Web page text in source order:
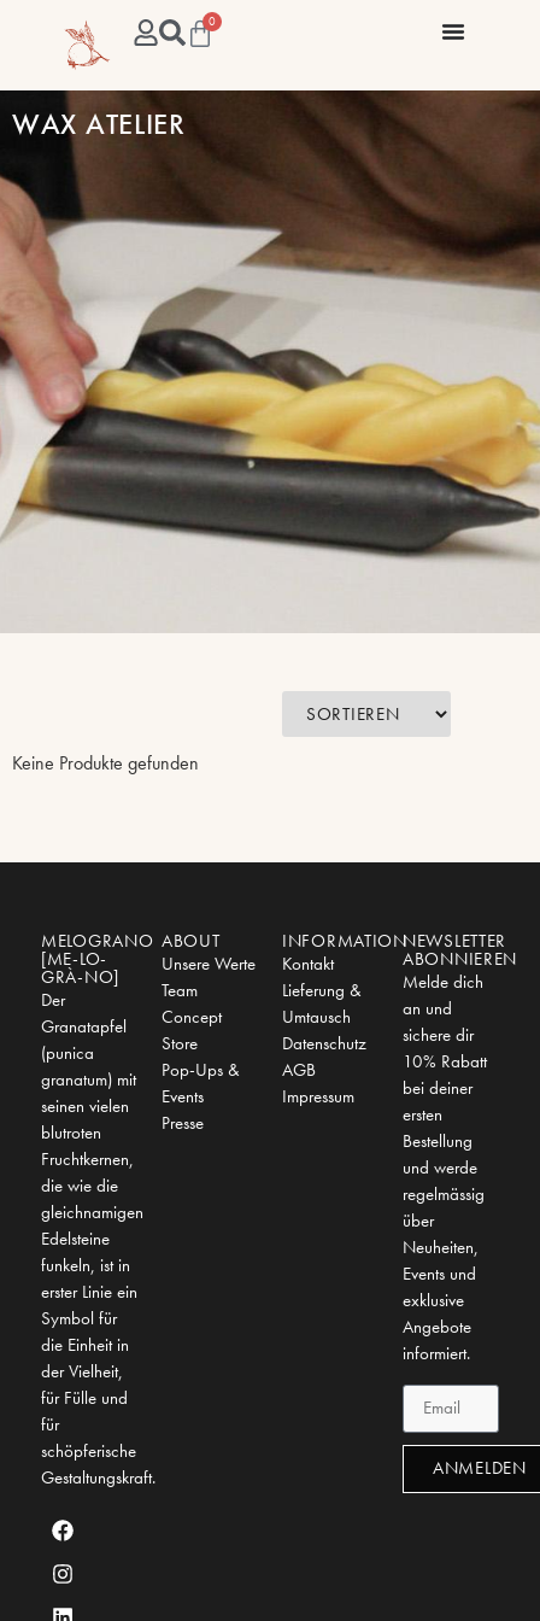
0
WAX ATELIER
Keine Produkte gefunden
MELOGRANO
[ME-LO-
GRÀ-NO]
Der
Granatapfel
(punica
granatum) mit
seinen vielen
blutroten
Fruchtkernen,
die wie die
gleichnamigen
Edelsteine
funkeln, ist in
erster Linie ein
Symbol für
die Einheit in
der Vielheit,
für Fülle und
für
schöpferische
Gestaltungskraft.
ABOUT
Unsere Werte
Team
Concept
Store
Pop-Ups &
Events
Presse
INFORMATION
Kontakt
Lieferung &
Umtausch
Datenschutz
AGB
Impressum
NEWSLETTER
ABONNIEREN
Melde dich
an und
sichere dir
10% Rabatt
bei deiner
ersten
Bestellung
und werde
regelmässig
über
Neuheiten,
Events und
exklusive
Angebote
informiert.
ANMELDEN